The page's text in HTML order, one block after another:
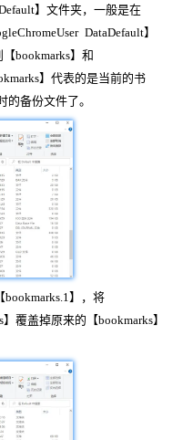
】文件夹，一般是在
DataDefault】
bookmarks】和
】代表的是当前的书
的备份文件了。
】，将
覆盖掉原来的【bookmarks】